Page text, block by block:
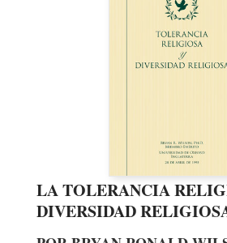
LA TOLERANCIA
DIVERSIDAD